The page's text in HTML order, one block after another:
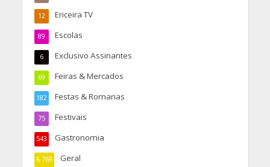
Ericeira TV
12
Escolas
89
Exclusivo Assinantes
6
Feiras & Mercados
69
Festas & Romarias
182
Festivais
75
Gastronomia
543
Geral
6.769